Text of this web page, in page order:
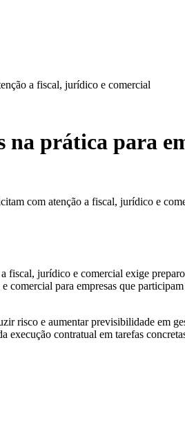
a fiscal, jurídico e comercial
prática para
com atenção a fiscal, jurídico e
fiscal, jurídico e comercial exige
para empresas que
risco e aumentar previsibilidade em
contratual em tarefas